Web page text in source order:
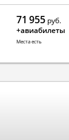
71 955 руб.
+авиабилеты
Места есть